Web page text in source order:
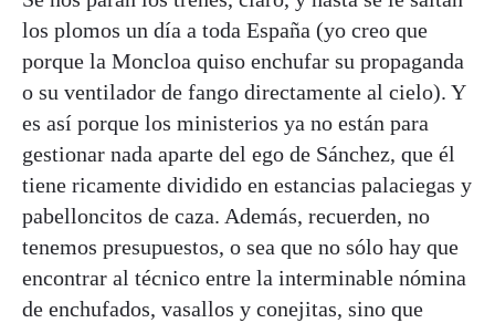
los plomos un día a toda España (yo creo que
porque la Moncloa quiso enchufar su propaganda
o su ventilador de fango directamente al cielo). Y
es así porque los ministerios ya no están para
gestionar nada aparte del ego de Sánchez, que él
tiene ricamente dividido en estancias palaciegas y
pabelloncitos de caza. Además, recuerden, no
tenemos presupuestos, o sea que no sólo hay que
encontrar al técnico entre la interminable nómina
de enchufados, vasallos y conejitas, sino que